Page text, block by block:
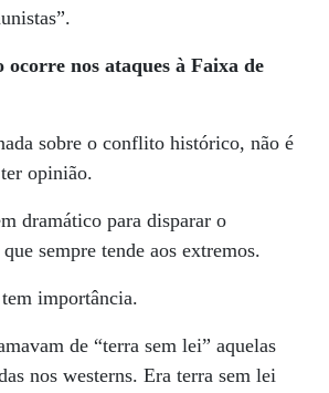
ocorre nos ataques à Faixa de
sobre o conflito histórico, não é
opinião.
dramático para disparar o
sempre tende aos extremos.
importância.
de “terra sem lei” aquelas
nos westerns. Era terra sem lei